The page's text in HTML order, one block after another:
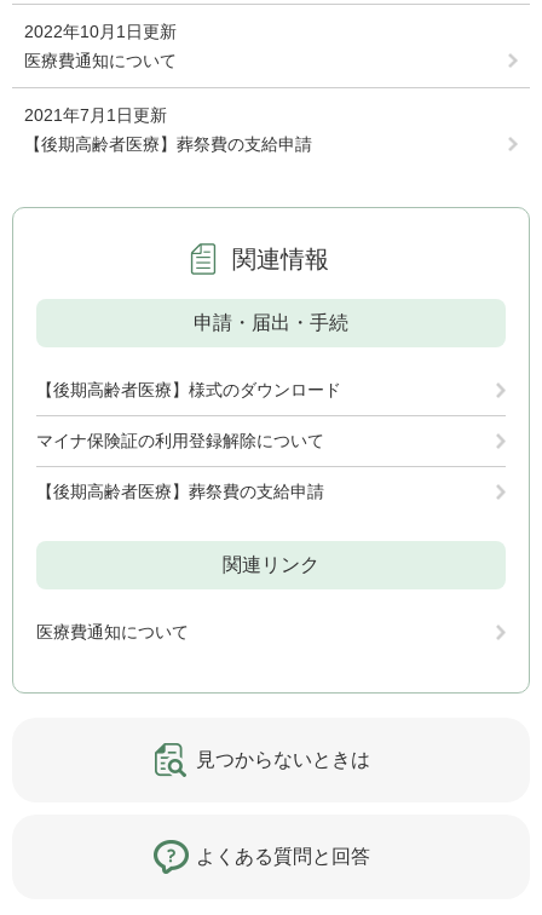
2022年10月1日更新
医療費通知について
2021年7月1日更新
【後期高齢者医療】葬祭費の支給申請
関連情報
申請・届出・手続
【後期高齢者医療】様式のダウンロード
マイナ保険証の利用登録解除について
【後期高齢者医療】葬祭費の支給申請
関連リンク
医療費通知について
見つからないときは
よくある質問と回答